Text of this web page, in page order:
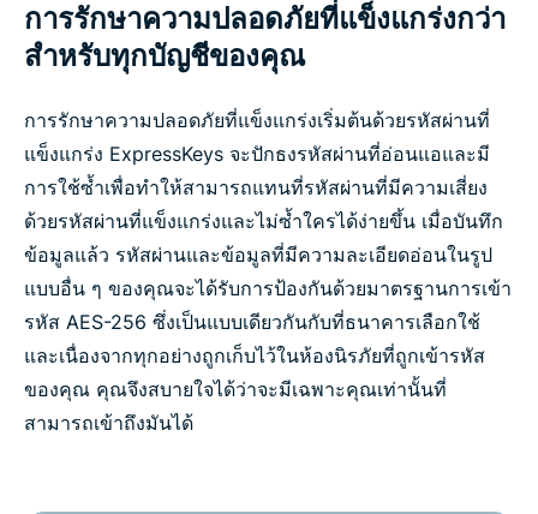
การรักษาความปลอดภัยที่แข็งแกร่งกว่า
สำหรับทุกบัญชีของคุณ
การรักษาความปลอดภัยที่แข็งแกร่งเริ่มต้นด้วยรหัสผ่านที่
แข็งแกร่ง ExpressKeys จะปักธงรหัสผ่านที่อ่อนแอและมี
การใช้ซ้ำเพื่อทำให้สามารถแทนที่รหัสผ่านที่มีความเสี่ยง
ด้วยรหัสผ่านที่แข็งแกร่งและไม่ซ้ำใครได้ง่ายขึ้น เมื่อบันทึก
ข้อมูลแล้ว รหัสผ่านและข้อมูลที่มีความละเอียดอ่อนในรูป
แบบอื่น ๆ ของคุณจะได้รับการป้องกันด้วยมาตรฐานการเข้า
รหัส AES-256 ซึ่งเป็นแบบเดียวกันกับที่ธนาคารเลือกใช้
และเนื่องจากทุกอย่างถูกเก็บไว้ในห้องนิรภัยที่ถูกเข้ารหัส
ของคุณ คุณจึงสบายใจได้ว่าจะมีเฉพาะคุณเท่านั้นที่
สามารถเข้าถึงมันได้